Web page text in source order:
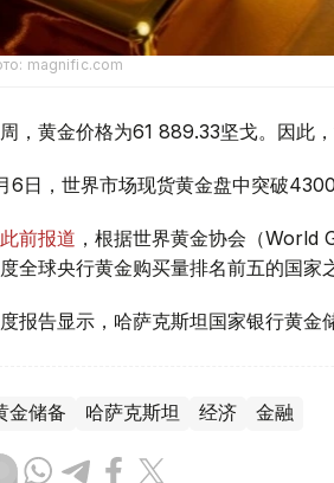
magnific.com
周，黄金价格为61 889.33坚戈。因此
6日，世界市场现货黄金盘中突破
前报道 ，根据世界黄金协会（World
全球央行黄金购买量排名前五的国家
报告显示，哈萨克斯坦国家银行黄金
金储备 哈萨克斯坦 经济 金融